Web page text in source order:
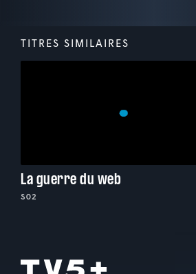
TITRES SIMILAIRES
La guerre du web
S02